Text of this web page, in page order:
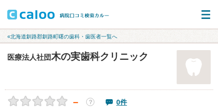
«北海道釧路郡釧路町曙の歯科・歯医者一覧へ
医療法人社団木の実歯科クリニック
－ ？ 0件